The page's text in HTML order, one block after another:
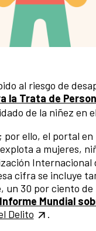
al riesgo de
la Trata de
de la niñez en
ello, el portal en
a mujeres,
Internacional
cifra se incluye
un 30 por ciento de
Informe Mundial
Delito
.